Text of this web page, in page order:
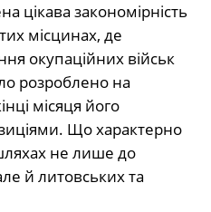
цікава закономірність
місцинах, де
окупаційних військ
розроблено на
місяця його
Що характерно
не лише до
й литовських та